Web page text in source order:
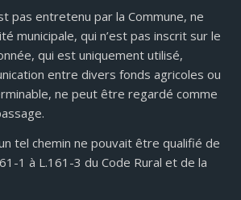
pas entretenu par la Commune, ne
municipale, qui n’est pas inscrit sur le
qui est uniquement utilisé,
entre divers fonds agricoles ou
ne peut être regardé comme
tel chemin ne pouvait être qualifié de
1 à L.161-3 du Code Rural et de la